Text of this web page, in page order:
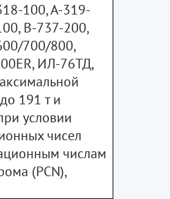
100, А-319-
В-737-200,
700/800,
ИЛ-76ТД,
191 т и
условии
чисел
числам
(PCN),